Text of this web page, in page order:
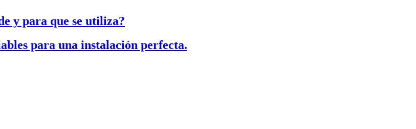
y para que se utiliza?
para una instalación perfecta.